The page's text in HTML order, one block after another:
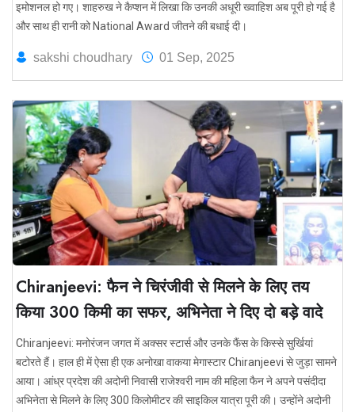
इमोशनल हो गए। शाहरुख ने कैप्शन में लिखा कि उनकी अधूरी ख्वाहिश अब पूरी हो गई है
और साथ ही रानी को National Award जीतने की बधाई दी।
sakshi choudhary 01 Sep, 2025
Chiranjeevi: फैन ने चिरंजीवी से मिलने के लिए तय
किया 300 किमी का सफर, अभिनेता ने दिए दो बड़े वादे
Chiranjeevi: मनोरंजन जगत में अक्सर स्टार्स और उनके फैंस के किस्से सुर्खियां
बटोरते हैं। हाल ही में ऐसा ही एक अनोखा वाकया मेगास्टार Chiranjeevi से जुड़ा सामने
आया। आंध्र प्रदेश की अदोनी निवासी राजेश्वरी नाम की महिला फैन ने अपने पसंदीदा
अभिनेता से मिलने के लिए 300 किलोमीटर की साइकिल यात्रा पूरी की। उन्होंने अदोनी